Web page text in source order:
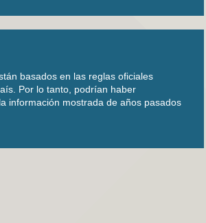
basados en las reglas oficiales
Por lo tanto, podrían haber
información mostrada de años pasados